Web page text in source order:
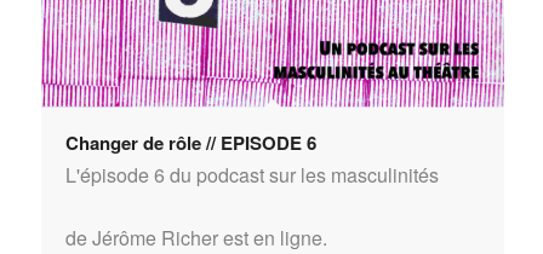
Changer de rôle // EPISODE 6
L'épisode 6 du podcast sur les masculinités
de Jérôme Richer est en ligne.